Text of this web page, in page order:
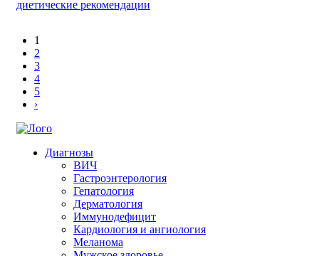
диетические рекомендации
1
2
3
4
5
›
Диагнозы
ВИЧ
Гастроэнтерология
Гепатология
Дерматология
Иммунодефицит
Кардиология и ангиология
Меланома